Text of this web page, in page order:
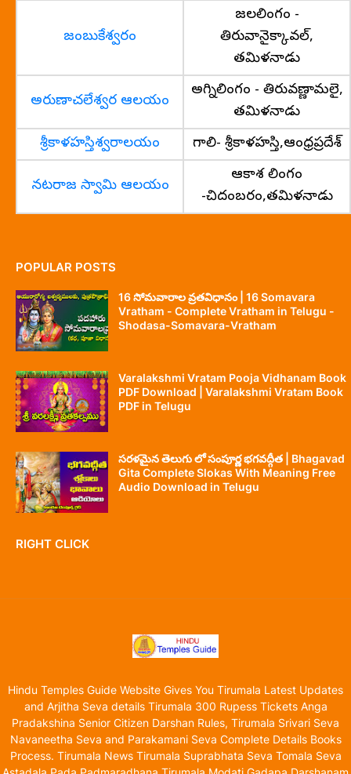
జంబుకేశ్వరం
జలలింగం -
తిరువానైక్కావల్,
తమిళనాడు
అరుణాచలేశ్వర ఆలయం
అగ్నిలింగం - తిరువణ్ణామలై,
తమిళనాడు
శ్రీకాళహస్తిశ్వరాలయం
గాలి- శ్రీకాళహస్తి,ఆంధ్రప్రదేశ్
నటరాజ స్వామి ఆలయం
ఆకాశ లింగం
-చిదంబరం,తమిళనాడు
POPULAR POSTS
16 సోమవారాల వ్రతవిధానం | 16 Somavara
Vratham - Complete Vratham in Telugu -
Shodasa-Somavara-Vratham
Varalakshmi Vratam Pooja Vidhanam Book
PDF Download | Varalakshmi Vratam Book
PDF in Telugu
సరళమైన తెలుగు లో సంపూర్ణ భగవద్గీత | Bhagavad
Gita Complete Slokas With Meaning Free
Audio Download in Telugu
RIGHT CLICK
Hindu Temples Guide Website Gives You Tirumala Latest Updates
and Arjitha Seva details Tirumala 300 Rupess Tickets Anga
Pradakshina Senior Citizen Darshan Rules, Tirumala Srivari Seva
Navaneetha Seva and Parakamani Seva Complete Details Books
Process. Tirumala News Tirumala Suprabhata Seva Tomala Seva